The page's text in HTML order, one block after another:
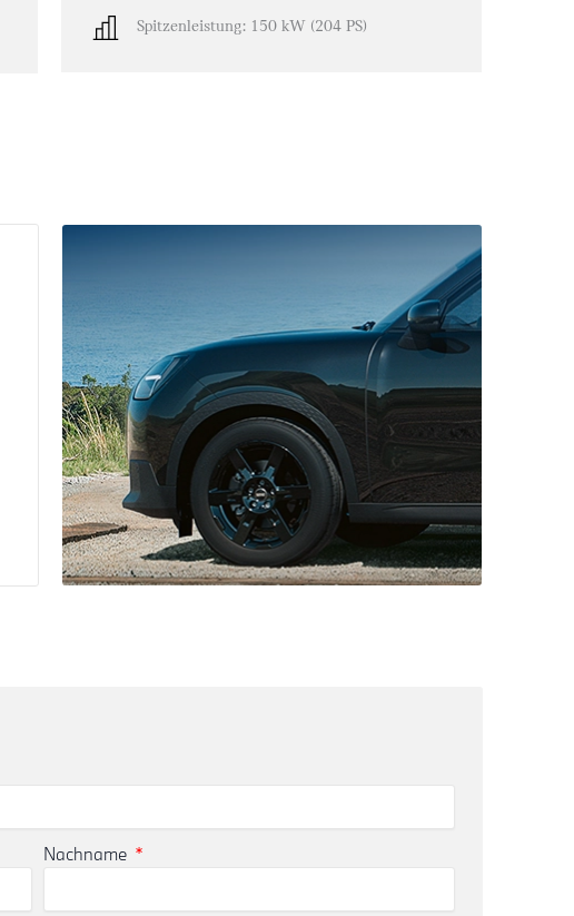
Spitzenleistung: 150 kW (204 PS)
Nachname